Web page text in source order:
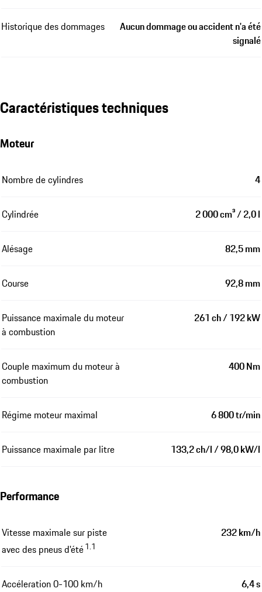
Historique des dommages
Aucun dommage ou accident n'a été
signalé
Caractéristiques techniques
Moteur
Nombre de cylindres 4
Cylindrée 2 000 cm³ / 2,0 l
Alésage 82,5 mm
Course 92,8 mm
Puissance maximale du moteur
à combustion
261 ch / 192 kW
Couple maximum du moteur à
combustion
400 Nm
Régime moteur maximal 6 800 tr/min
Puissance maximale par litre 133,2 ch/l / 98,0 kW/l
Performance
Vitesse maximale sur piste
avec des pneus d'été1.1
232 km/h
Accéleration 0-100 km/h 6,4 s